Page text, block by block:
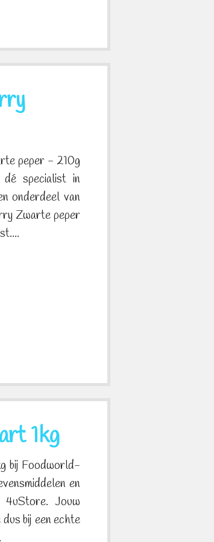
peper - 210g
specialist in
onderdeel van
Zwarte peper
1kg
bij Foodworld-
en
4uStore. Jouw
bij een echte